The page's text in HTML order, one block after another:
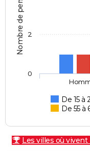
De 15 à
De 55 à
0
2
Les villes où